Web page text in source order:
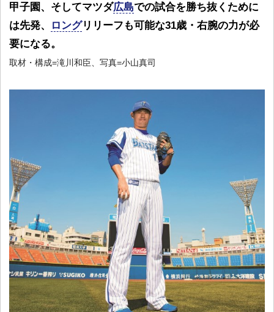
甲子園、そしてマツダ広島での試合を勝ち抜くために
は先発、
ロングリリーフも可能な31歳・右腕の力が必
要になる。
取材・構成=滝川和臣、写真=小山真司